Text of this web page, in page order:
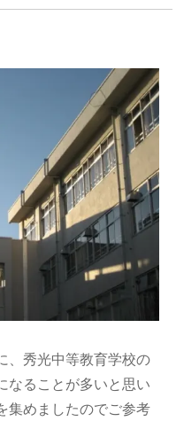
、秀光中等教育学校の
なることが多いと思い
集めましたのでご参考